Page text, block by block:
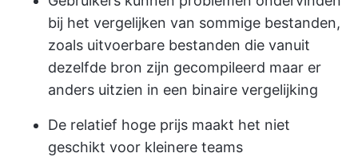
bij het vergelijken van sommige bestanden,
zoals uitvoerbare bestanden die vanuit
dezelfde bron zijn gecompileerd maar er
anders uitzien in een binaire vergelijking
De relatief hoge prijs maakt het niet
geschikt voor kleinere teams